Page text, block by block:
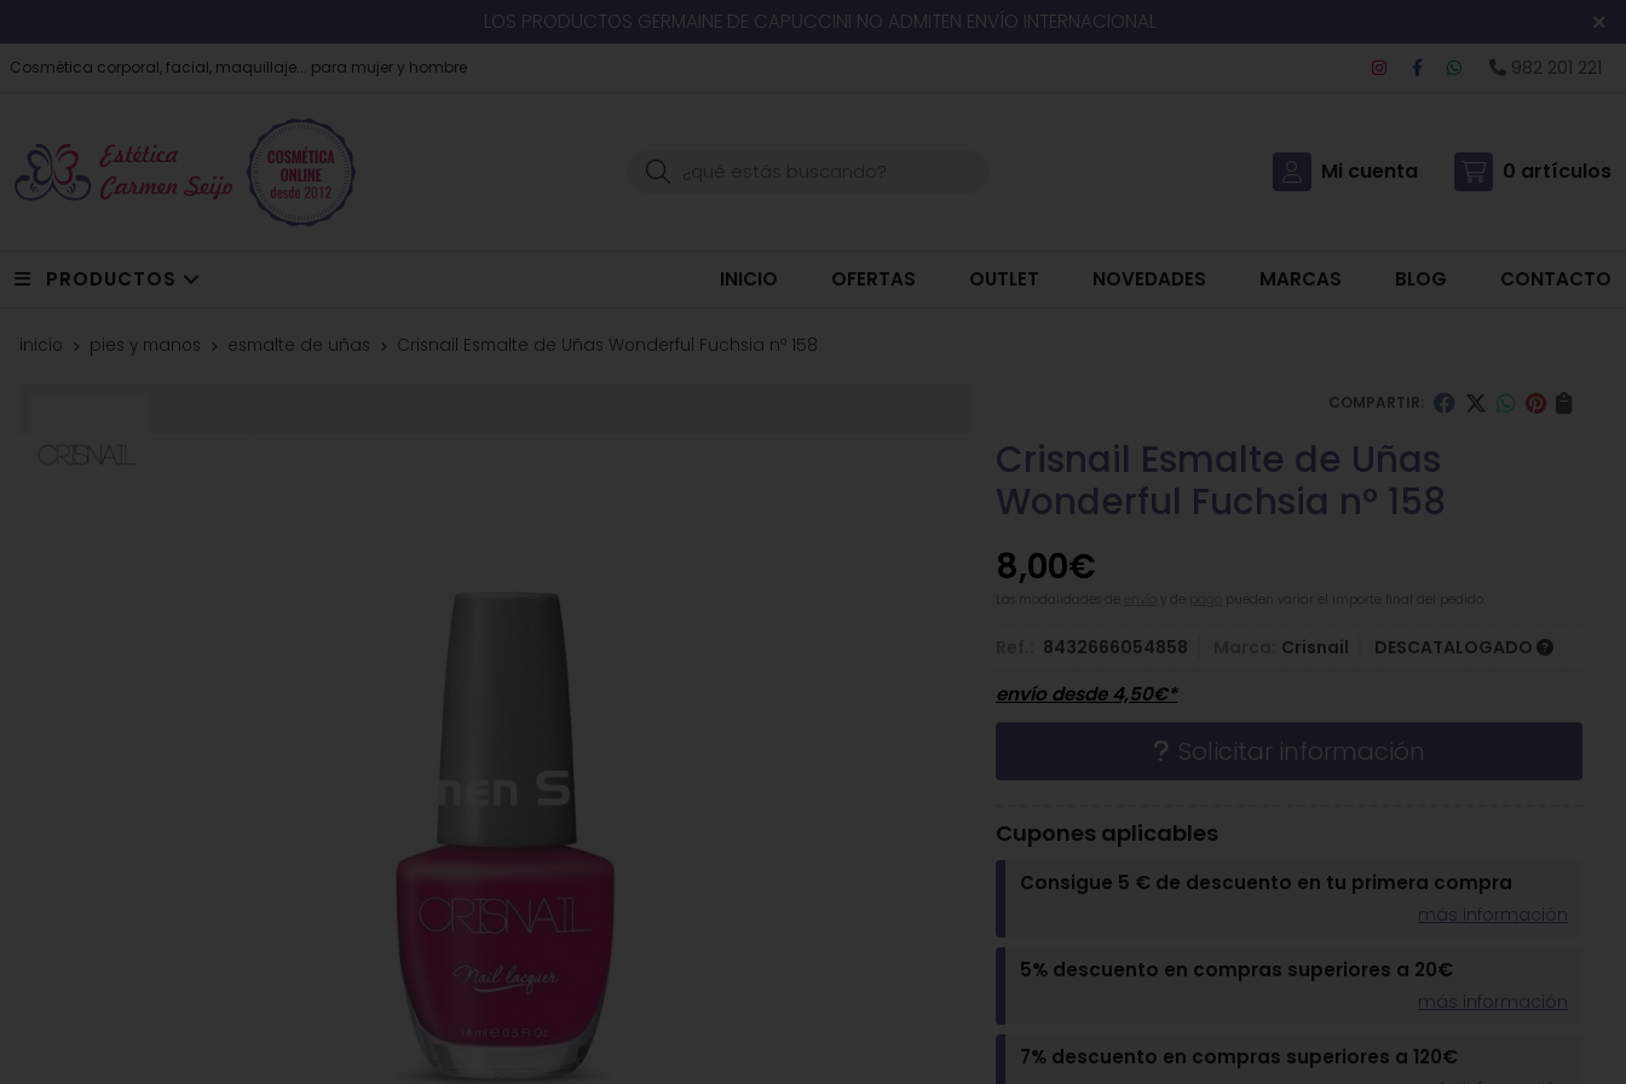
LOS PRODUCTOS GERMAINE DE CAPUCCINI NO ADMITEN ENVÍO INTERNACIONAL
Cosmética corporal, facial, maquillaje... para mujer y hombre 982 201 221
Buscar Mi cuenta 0 artículos
PRODUCTOS INICIO OFERTAS OUTLET NOVEDADES MARCAS BLOG CONTACTO
inicio pies y manos esmalte de uñas Crisnail Esmalte de Uñas Wonderful Fuchsia nº 158
COMPARTIR:
Crisnail Esmalte de Uñas
Wonderful Fuchsia nº 158
8,00€
pueden variar el importe final del pedido.
8432666054858 Crisnail DESCATALOGADO
envío desde4,50€*
Solicitar información
Cupones aplicables
Consigue 5 € de descuento en tu primera compra
más información
5% descuento en compras superiores a 20€
más información
7% descuento en compras superiores a 120€